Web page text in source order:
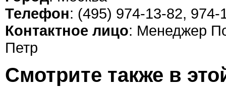
Телефон: (495) 974-13-82, 974-
Контактное лицо: Менеджер
Петр
Смотрите также в